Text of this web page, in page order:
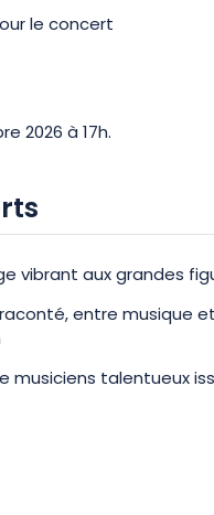
le concert
2026 à 17h.
vibrant aux grandes
entre musique
musiciens talentueux